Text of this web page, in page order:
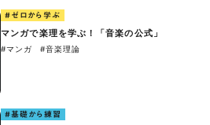
#ゼロから学ぶ
マンガで楽理を学ぶ！「音楽の公式」
#マンガ #音楽理論
#基礎から練習